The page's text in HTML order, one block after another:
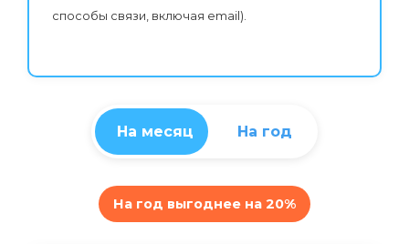
способы связи, включая email).
На месяц На год
На год выгоднее на 20%